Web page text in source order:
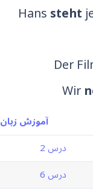
Hanssteht
Der
Wir
آموزش زبان
درس 2
درس 6